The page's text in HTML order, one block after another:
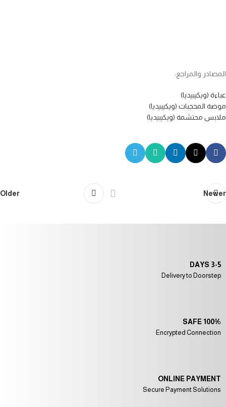
المصادر والمراجع:
عباءة (ويكيبيديا)
موضة المحجبات (ويكيبيديا)
ملابس محتشمة (ويكيبيديا)
Newer
Older
ONLINE PAYMENT
Secure Payment Solutions
100% SAFE
Encrypted Connection
3-5 DAYS
Delivery to Doorstep